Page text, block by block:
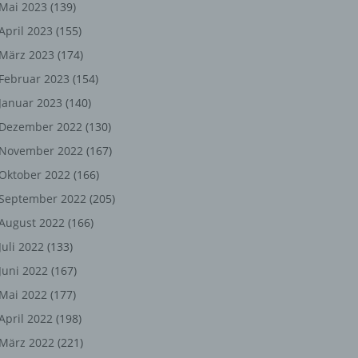
Mai 2023 (139)
2023 (155)
März 2023 (174)
Februar 2023 (154)
Januar 2023 (140)
Dezember 2022 (130)
November 2022 (167)
Oktober 2022 (166)
September 2022 (205)
2022 (166)
Juli 2022 (133)
Juni 2022 (167)
Mai 2022 (177)
2022 (198)
März 2022 (221)
oder